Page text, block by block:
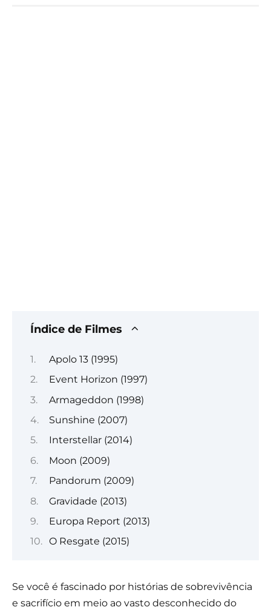
Índice de Filmes
Apolo 13 (1995)
Event Horizon (1997)
Armageddon (1998)
Sunshine (2007)
Interstellar (2014)
Moon (2009)
Pandorum (2009)
Gravidade (2013)
Europa Report (2013)
O Resgate (2015)
Se você é fascinado por histórias de sobrevivência
e sacrifício em meio ao vasto desconhecido do